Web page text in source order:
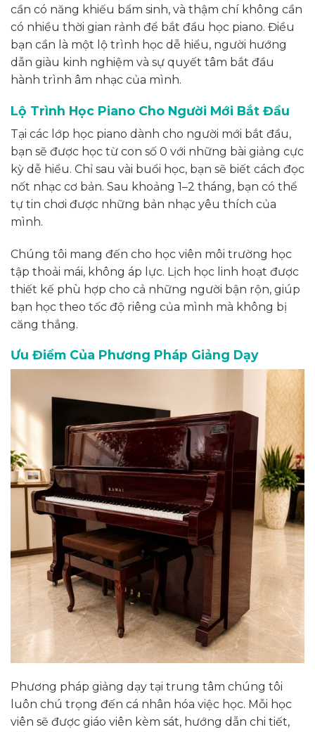
cần có năng khiếu bẩm sinh, và thậm chí không cần
có nhiều thời gian rảnh để bắt đầu học piano. Điều
bạn cần là một lộ trình học dễ hiểu, người hướng
dẫn giàu kinh nghiệm và sự quyết tâm bắt đầu
hành trình âm nhạc của mình.
Lộ Trình Học Piano Cho Người Mới Bắt Đầu
Tại các lớp học piano dành cho người mới bắt đầu,
bạn sẽ được học từ con số 0 với những bài giảng cực
kỳ dễ hiểu. Chỉ sau vài buổi học, bạn sẽ biết cách đọc
nốt nhạc cơ bản. Sau khoảng 1–2 tháng, bạn có thể
tự tin chơi được những bản nhạc yêu thích của
mình.
Chúng tôi mang đến cho học viên môi trường học
tập thoải mái, không áp lực. Lịch học linh hoạt được
thiết kế phù hợp cho cả những người bận rộn, giúp
bạn học theo tốc độ riêng của mình mà không bị
căng thẳng.
Ưu Điểm Của Phương Pháp Giảng Dạy
Phương pháp giảng dạy tại trung tâm chúng tôi
luôn chú trọng đến cá nhân hóa việc học. Mỗi học
viên sẽ được giáo viên kèm sát, hướng dẫn chi tiết,